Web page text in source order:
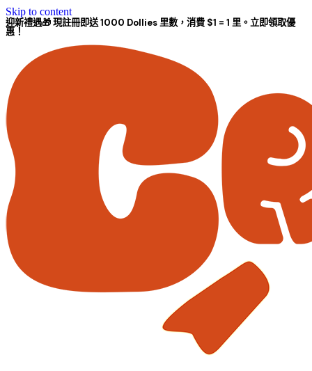
Skip to content
迎新禮遇🎁 現註冊即送 1000 Dollies 里數，消費 $1 = 1 里。立即領取優
惠！